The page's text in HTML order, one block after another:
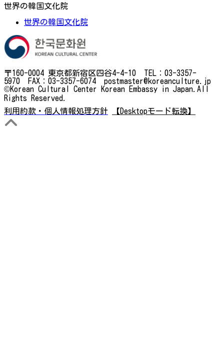
世界の韓国文化院
世界の韓国文化院
〒160-0004 東京都新宿区四谷4-4-10 TEL：03-3357-
5970 FAX：03-3357-6074 postmaster@koreanculture.jp
©Korean Cultural Center Korean Embassy in Japan.All
Rights Reserved.
利用約款・個人情報処理方針
【Desktopモード転換】